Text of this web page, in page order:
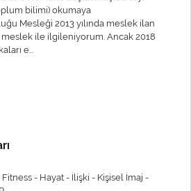
bilimi) okumaya
Mesleği 2013 yılında meslek ilan
ile ilgileniyorum. Ancak 2018
e...
Fitness - Hayat - İlişki - Kişisel İmaj -